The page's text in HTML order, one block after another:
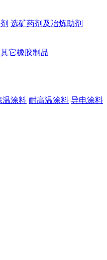
选矿药剂及冶炼助剂
其它橡胶制品
温涂料 耐高温涂料 导电涂料